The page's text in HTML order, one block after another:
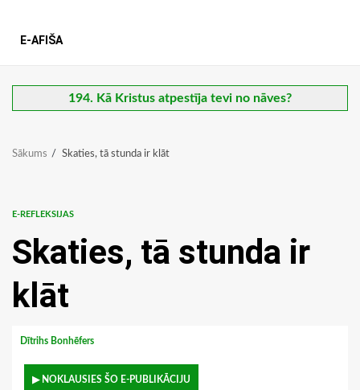
E-AFIŠA
194. Kā Kristus atpestīja tevi no nāves?
Sākums Skaties, tā stunda ir klāt
E-REFLEKSIJAS
Skaties, tā stunda ir
klāt
Dītrihs Bonhēfers
▶ NOKLAUSIES ŠO E-PUBLIKĀCIJU